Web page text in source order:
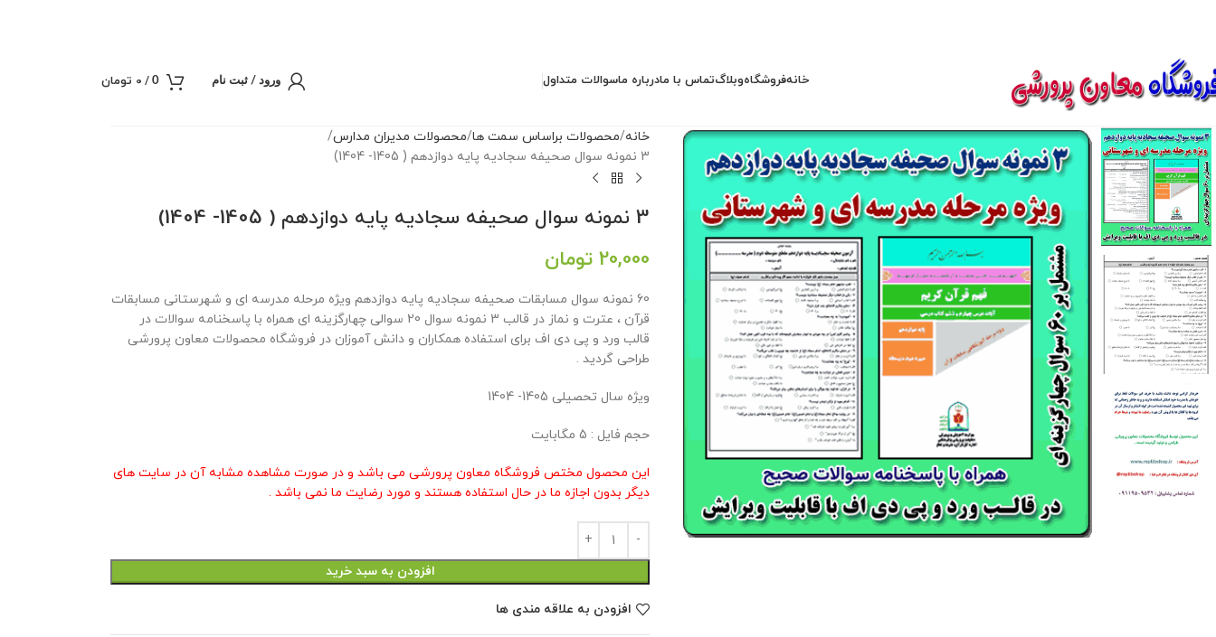
خانهفروشگاهوبلاگتماس با مادرباره ماسوالات متداول ورود / ثبت نام 0
/
0 تومان
خانه محصولات براساس سمت ها محصولات مدیران مدارس
3 نمونه سوال صحیفه سجادیه پایه دوازدهم ( 1405- 1404)
3 نمونه سوال صحیفه سجادیه پایه دوازدهم ( 1405- 1404)
20,000 تومان
60 نمونه سوال مسابقات صحیفه سجادیه پایه دوازدهم ویژه مرحله مدرسه ای و شهرستانی مسابقات
قرآن ، عترت و نماز در قالب 3 نمونه سوال 20 سوالی چهارگزینه ای همراه با پاسخنامه سوالات در
قالب ورد و پی دی اف برای استفاده همکاران و دانش آموزان در فروشگاه محصولات معاون پرورشی
طراحی گردید .
ویژه سال تحصیلی 1405- 1404
حجم فایل : 5 مگابایت
این محصول مختص فروشگاه معاون پرورشی می باشد و در صورت مشاهده مشابه آن در سایت های
دیگر بدون اجازه ما در حال استفاده هستند و مورد رضایت ما نمی باشد .
افزودن به سبد خرید
افزودن به علاقه مندی ها